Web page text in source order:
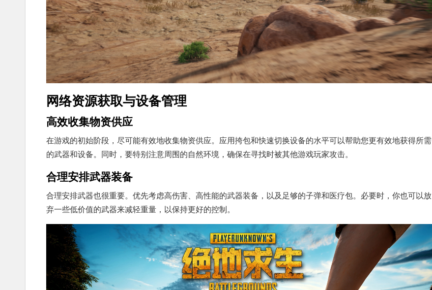
网络资源获取与设备管理
高效收集物资供应
在游戏的初始阶段，尽可能有效地收集物资供应。应用挎包和快速切换设备的水平可以帮助您更有效地获得所需
的武器和设备。同时，要特别注意周围的自然环境，确保在寻找时被其他游戏玩家攻击。
合理安排武器装备
合理安排武器也很重要。优先考虑高伤害、高性能的武器装备，以及足够的子弹和医疗包。必要时，你也可以放
弃一些低价值的武器来减轻重量，以保持更好的控制。